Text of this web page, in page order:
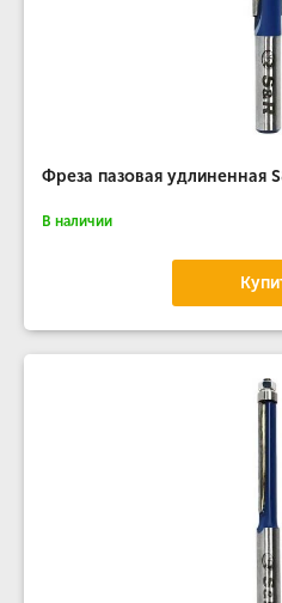
Фреза пазовая удлиненная
В наличии